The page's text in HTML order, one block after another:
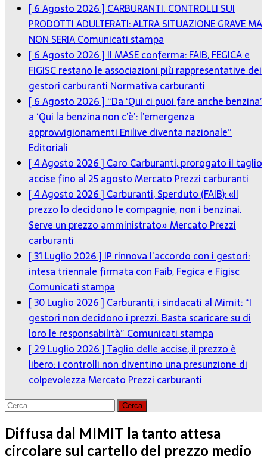
[ 6 Agosto 2026 ] CARBURANTI. CONTROLLI SUI
PRODOTTI ADULTERATI: ALTRA SITUAZIONE GRAVE MA
NON SERIAComunicati stampa
[ 6 Agosto 2026 ] Il MASE conferma: FAIB, FEGICA e
FIGISC restano le associazioni più rappresentative dei
gestori carburanti Normativa carburanti
[ 6 Agosto 2026 ] “Da ‘Qui ci puoi fare anche benzina’
a ‘Qui la benzina non c’è’: l’emergenza
approvvigionamenti Enilive diventa nazionale”
Editoriali
[ 4 Agosto 2026 ] Caro Carburanti, prorogato il taglio
accise fino al 25 agostoMercato Prezzi carburanti
[ 4 Agosto 2026 ] Carburanti, Sperduto (FAIB): «Il
prezzo lo decidono le compagnie, non i benzinai.
Serve un prezzo amministrato»Mercato Prezzi
carburanti
[ 31 Luglio 2026 ] IP rinnova l’accordo con i gestori:
intesa triennale firmata con Faib, Fegica e Figisc
Comunicati stampa
[ 30 Luglio 2026 ] Carburanti, i sindacati al Mimit: “I
gestori non decidono i prezzi. Basta scaricare su di
loro le responsabilità” Comunicati stampa
[ 29 Luglio 2026 ]Taglio delle accise, il prezzo è
libero: i controlli non diventino una presunzione di
colpevolezzaMercato Prezzi carburanti
Ricerca
Diffusa dal MIMIT la tanto attesa
circolare sul cartello del prezzo medio